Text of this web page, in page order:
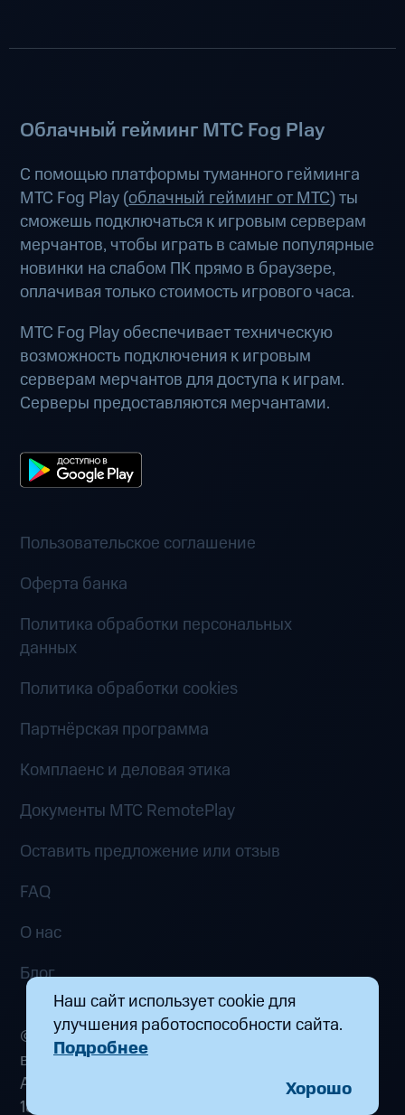
Наш сайт использует cookie для
улучшения работоспособности сайта.
Подробнее
Хорошо
Облачный гейминг МТС Fog Play
С помощью платформы туманного гейминга
МТС Fog Play (облачный гейминг от МТС) ты
сможешь подключаться к игровым серверам
мерчантов, чтобы играть в самые популярные
новинки на слабом ПК прямо в браузере,
оплачивая только стоимость игрового часа.
МТС Fog Play обеспечивает техническую
возможность подключения к игровым
серверам мерчантов для доступа к играм.
Серверы предоставляются мерчантами.
Пользовательское соглашение
Оферта банка
Политика обработки персональных
данных
Политика обработки cookies
Партнёрская программа
Комплаенс и деловая этика
Документы MTC RemotePlay
Оставить предложение или отзыв
FAQ
О нас
Блог
© 2026 ООО «Маркетплейс распределенных
вычислений». Все права защищены
Адрес: 115432, г. Москва, пр-кт Андропова, д.
18, к. 9 Почта: